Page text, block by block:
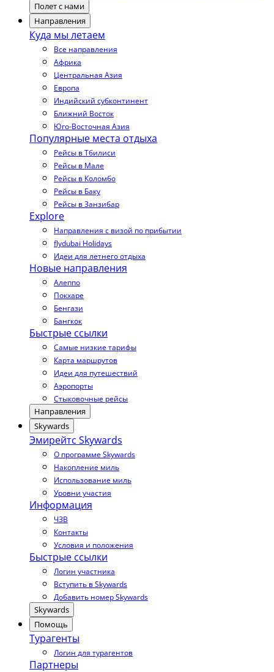
Полет с нами
Направления
Куда мы летаем
Все направления
Африка
Центральная Азия
Европа
Индийский субконтинент
Ближний Восток
Юго-Восточная Азия
Популярные места отдыха
Рейсы в Тбилиси
Рейсы в Мале
Рейсы в Коломбо
Рейсы в Баку
Рейсы в Занзибар
Explore
Направления с визой по прибытии
flydubai Holidays
Идеи для летнего отдыха
Новые направления
Алеппо
Покхаре
Бенгази
Бангкок
Быстрые ссылки
Самые низкие тарифы
Карта маршрутов
Идеи для путешествий
Аэропорты
Стыковочные рейсы
Направления
Skywards
Эмирейтс Skywards
О программе Skywards
Накопление миль
Использование миль
Уровни участия
Информация
ЧЗВ
Контакты
Условия и положения
Быстрые ссылки
Логин участника
Вступить в Skywards
Добавить номер Skywards
Skywards
Помощь
Турагенты
Логин для турагентов
Партнеры